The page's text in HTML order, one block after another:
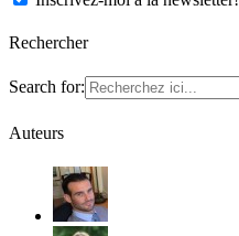
Rechercher
Search for:
Auteurs